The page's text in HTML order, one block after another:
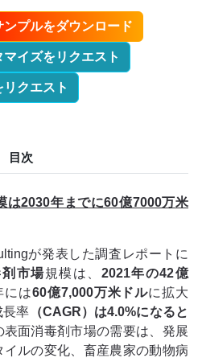
プルをダウンロード
マイズをリクエスト
クエスト
目次
は2030年までに60億7000万米
が発表した調査レポートに
市場規模は、 2021年の42億
には60億7,000万米ドルに拡大
長率 （CAGR）は4.0%になると
面消毒剤市場の需要は、発展
ルの変化、畜産農家の動物病